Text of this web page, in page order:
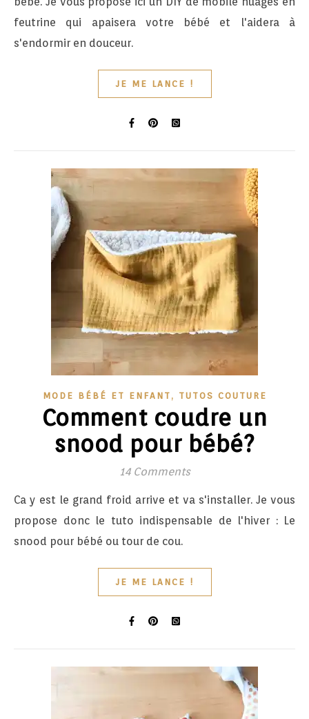
feutrine qui apaisera votre bébé et l'aidera à
s'endormir en douceur.
JE ME LANCE !
MODE BÉBÉ ET ENFANT , TUTOS COUTURE
Comment coudre un
snood pour bébé?
14 Comments
Ca y est le grand froid arrive et va s'installer. Je vous
propose donc le tuto indispensable de l'hiver : Le
snood pour bébé ou tour de cou.
JE ME LANCE !